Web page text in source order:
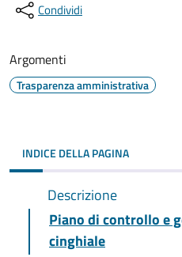
Condividi
Argomenti
Trasparenza amministrativa
INDICE DELLA PAGINA
Descrizione
Piano di controllo e
cinghiale